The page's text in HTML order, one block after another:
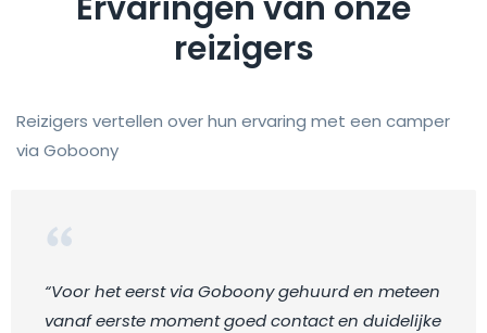
reizigers
Reizigers vertellen over hun ervaring met een camper
via Goboony
“Voor het eerst via Goboony gehuurd en meteen
vanaf eerste moment goed contact en duidelijke